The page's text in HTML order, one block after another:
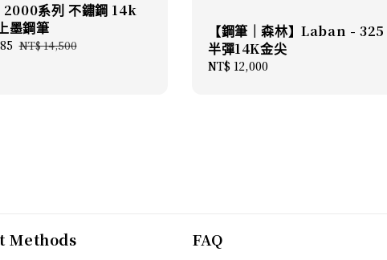
系列 不鏽鋼 14k
墨鋼筆
Regular
NT$ 14,500
【鋼筆｜森林】Laban - 325
半彈14K金尖
Regular
NT$ 12,000
Methods FAQ